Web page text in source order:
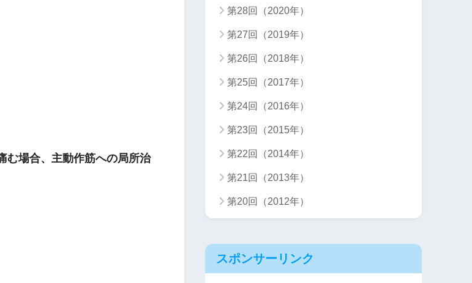
場合、主動作筋への局所治
第28回（2020年）
第27回（2019年）
第26回（2018年）
第25回（2017年）
第24回（2016年）
第23回（2015年）
第22回（2014年）
第21回（2013年）
第20回（2012年）
スポンサーリンク